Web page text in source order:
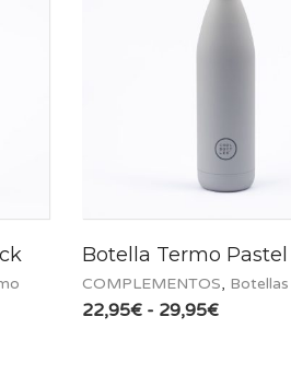
Botella Termo Pastel
COMPLEMENTOS,
22,95€ - 29,95€Rango